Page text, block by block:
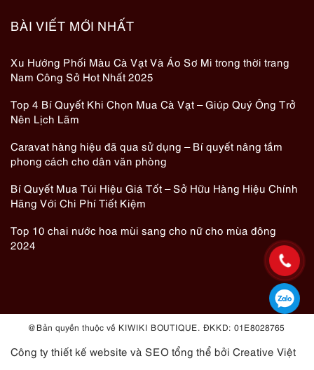
BÀI VIẾT MỚI NHẤT
Xu Hướng Phối Màu Cà Vạt Và Áo Sơ Mi trong thời trang
Nam Công Sở Hot Nhất 2025
Top 4 Bí Quyết Khi Chọn Mua Cà Vạt – Giúp Quý Ông Trở
Nên Lịch Lãm
Caravat hàng hiệu đã qua sử dụng – Bí quyết nâng tầm
phong cách cho dân văn phòng
Bí Quyết Mua Túi Hiệu Giá Tốt – Sở Hữu Hàng Hiệu Chính
Hãng Với Chi Phí Tiết Kiệm
Top 10 chai nước hoa mùi sang cho nữ cho mùa đông
2024
@ Bản quyền thuộc về KIWIKI BOUTIQUE. ĐKKD: 01E8028765
Công ty thiết kế website và SEO tổng thể bởi Creative Việt